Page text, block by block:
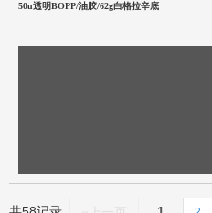
50u透明BOPP/油胶/62g白格拉辛底